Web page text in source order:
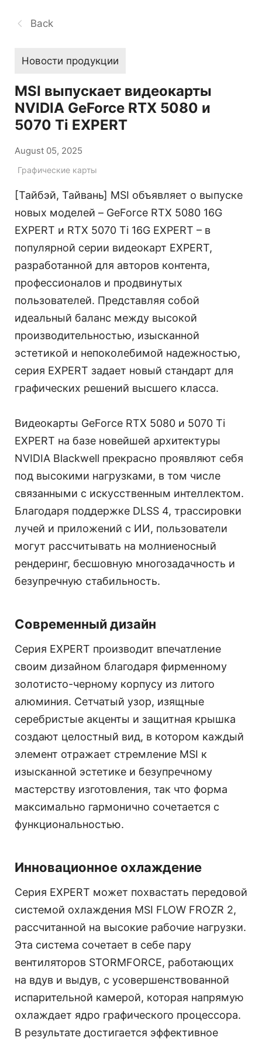
Back
Новости продукции
MSI выпускает видеокарты
NVIDIA GeForce RTX 5080 и
5070 Ti EXPERT
August 05, 2025
Графические карты
[Тайбэй, Тайвань] MSI объявляет о выпуске
новых моделей – GeForce RTX 5080 16G
EXPERT и RTX 5070 Ti 16G EXPERT – в
популярной серии видеокарт EXPERT,
разработанной для авторов контента,
профессионалов и продвинутых
пользователей. Представляя собой
идеальный баланс между высокой
производительностью, изысканной
эстетикой и непоколебимой надежностью,
серия EXPERT задает новый стандарт для
графических решений высшего класса.
Видеокарты GeForce RTX 5080 и 5070 Ti
EXPERT на базе новейшей архитектуры
NVIDIA Blackwell прекрасно проявляют себя
под высокими нагрузками, в том числе
связанными с искусственным интеллектом.
Благодаря поддержке DLSS 4, трассировки
лучей и приложений с ИИ, пользователи
могут рассчитывать на молниеносный
рендеринг, бесшовную многозадачность и
безупречную стабильность.
Современный дизайн
Серия EXPERT производит впечатление
своим дизайном благодаря фирменному
золотисто-черному корпусу из литого
алюминия. Сетчатый узор, изящные
серебристые акценты и защитная крышка
создают целостный вид, в котором каждый
элемент отражает стремление MSI к
изысканной эстетике и безупречному
мастерству изготовления, так что форма
максимально гармонично сочетается с
функциональностью.
Инновационное охлаждение
Серия EXPERT может похвастать передовой
системой охлаждения MSI FLOW FROZR 2,
рассчитанной на высокие рабочие нагрузки.
Эта система сочетает в себе пару
вентиляторов STORMFORCE, работающих
на вдув и выдув, с усовершенствованной
испарительной камерой, которая напрямую
охлаждает ядро графического процессора.
В результате достигается эффективное